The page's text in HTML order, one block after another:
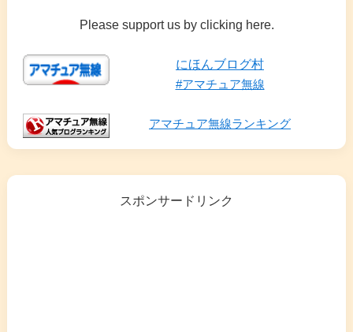
Please support us by clicking here.
にほんブログ村
#アマチュア無線
アマチュア無線ランキング
スポンサードリンク